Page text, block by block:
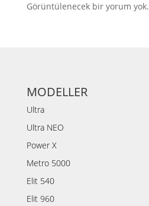
Görüntülenecek bir yorum yok.
MODELLER
Ultra
Ultra NEO
Power X
Metro 5000
Elit 540
Elit 960